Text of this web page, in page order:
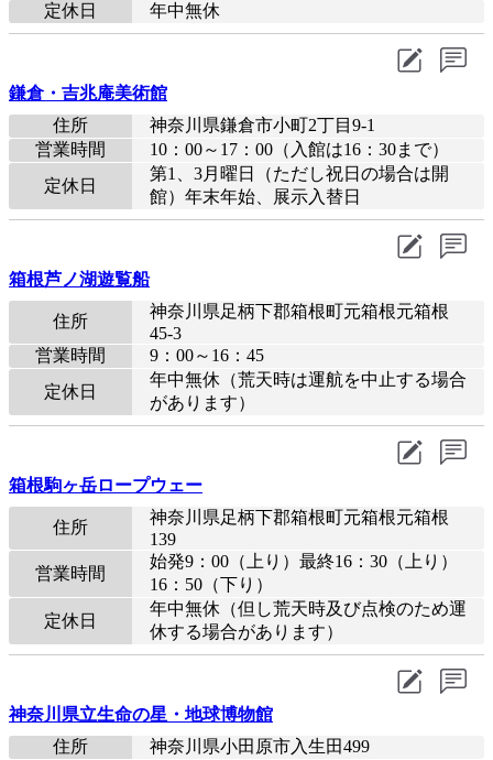
定休日
年中無休
鎌倉・吉兆庵美術館
住所
神奈川県鎌倉市小町2丁目9-1
営業時間
10：00～17：00（入館は16：30まで）
定休日
第1、3月曜日（ただし祝日の場合は開
館）年末年始、展示入替日
箱根芦ノ湖遊覧船
住所
神奈川県足柄下郡箱根町元箱根元箱根
45-3
営業時間
9：00～16：45
定休日
年中無休（荒天時は運航を中止する場合
があります）
箱根駒ヶ岳ロープウェー
住所
神奈川県足柄下郡箱根町元箱根元箱根
139
営業時間
始発9：00（上り）最終16：30（上り）
16：50（下り）
定休日
年中無休（但し荒天時及び点検のため運
休する場合があります）
神奈川県立生命の星・地球博物館
住所
神奈川県小田原市入生田499